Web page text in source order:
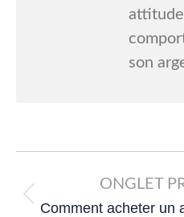
son
navigationONGLET
Comment acheter un